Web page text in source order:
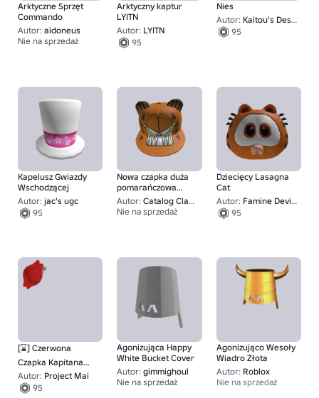
Arktyczne Sprzęt
Commando
Autor: aidoneus
Nie na sprzedaż
1
Arktyczny kaptur
LYITN
Autor: LYITN
95
Nies
Autor: Kaitou's Designs!
95
Kapelusz Gwiazdy
Wschodzącej
Autor: jac's ugc
95
Nowa czapka duża
pomarańczowa
lasagna jedząca
czapkę kota
Autor: Catalog Classics
Nie na sprzedaż
100
Dziecięcy Lasagna
Cat
Autor: Famine Devil UGC
95
[⌛] Czerwona
Czapka Kapitana
Piratów
Autor: Project Mai
95
Agonizująca Happy
White Bucket Cover
Autor: gimmighoul
Nie na sprzedaż
100
Agonizująco Wesoły
Wiadro Złota
Autor: Roblox
Nie na sprzedaż